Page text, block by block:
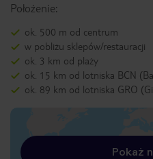
Położenie:
ok. 500 m od centrum
w pobliżu sklepów/restauracji
ok. 3 km od plaży
ok. 15 km od lotniska BCN
ok. 89 km od lotniska GRO
Pokaż